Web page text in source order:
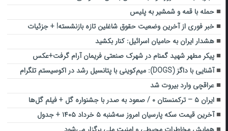
حمله با قمه و شمشیر به پلیس
خبر فوری از آخرین وضعیت حقوق شاغلین تازه بازنشسته! + جزئیات
هشدار ایران به حامیان اسرائیل: کنار بکشید
پیکر مطهر شهید گمنام در شهرک صنعتی فریمان آرام گرفت+عکس
آشنایی با داگز (DOGS): میم‌کوینی با پتانسیل رشد در اکوسیستم تلگرام
عراقچی وارد بیروت شد
ایران ۵ – ترکمنستان ۰ / صعود به صدر با جشنواره گل + فیلم گل‌ها
آخرین قیمت سکه پارسیان امروز سه‌شنبه ۵ خرداد ۱۴۰۵ + جدول